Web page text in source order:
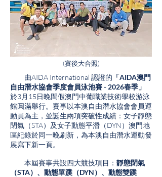
(賽後大合照)
由AIDA International 認證的 「AIDA澳門
自由潛水協會季度會員泳池賽 - 2026春季」
於3月15日晚間假澳門中葡職業技術學校游泳
館圓滿舉行。賽事以本澳自由潛水協會會員運
動員為主，並誕生兩項突破性成績：女子靜態
閉氣（STA）及女子動態平潛（DYN）澳門地
區紀錄於同一晚刷新，為本澳自由潛水運動發
展寫下新一頁。
本屆賽事共設四大競技項目： 靜態閉氣
（STA）、動態單蹼（DYN）、動態雙蹼